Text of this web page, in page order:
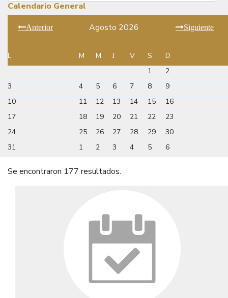
Calendario General
Anterior Agosto 2026 Siguiente
L M M J V S
D
1
2
3
4 5 6 7 8
9
10
11 12 13 14 15
16
17
18 19 20 21 22
23
24
25 26 27 28 29
30
31
1 2 3 4 5 6
Se encontraron 177 resultados.